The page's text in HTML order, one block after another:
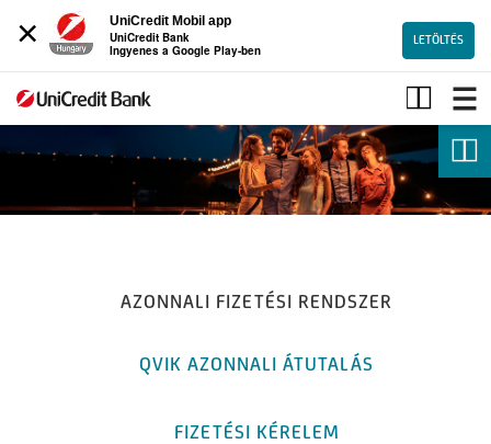
×
UniCredit Mobil app
UniCredit Bank
Ingyenes a Google Play-ben
LETÖLTÉS
Azonnali
fizetési
rendszer
AZONNALI FIZETÉSI RENDSZER
QVIK AZONNALI ÁTUTALÁS
FIZETÉSI KÉRELEM